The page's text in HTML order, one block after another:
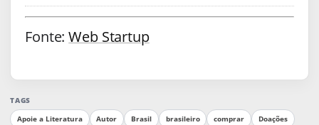
Fonte:Web Startup
TAGS
Apoie a Literatura
Autor Brasil brasileiro comprar Doações